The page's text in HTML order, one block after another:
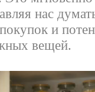
нас
и
вещей.